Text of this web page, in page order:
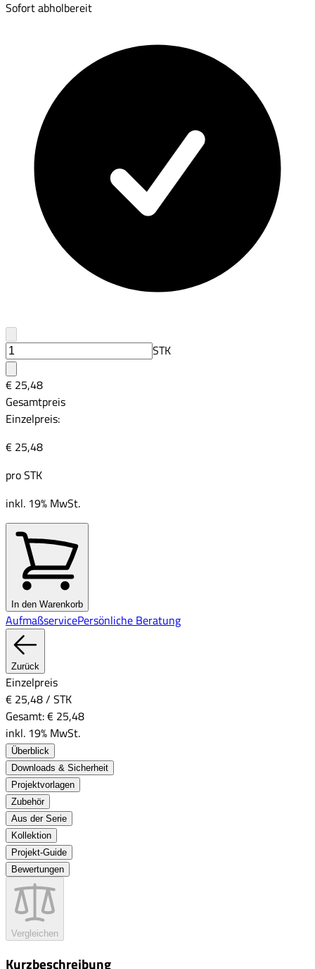
Sofort abholbereit
STK
€ 25,48
Gesamtpreis
Einzelpreis:
€ 25,48
proSTK
inkl. 19% MwSt.
In den Warenkorb
AufmaßservicePersönliche Beratung
Zurück
Einzelpreis
€ 25,48/ STK
Gesamt:€ 25,48
inkl. 19% MwSt.
Überblick
Downloads & Sicherheit
Projektvorlagen
Zubehör
Aus der Serie
Kollektion
Projekt-Guide
Bewertungen
Vergleichen
Kurzbeschreibung